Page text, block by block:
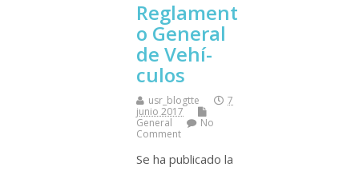
Reglament
o General
de Vehí­
culos
usr_blogtte
7
junio 2017
General
No
Comment
Se ha publicado la